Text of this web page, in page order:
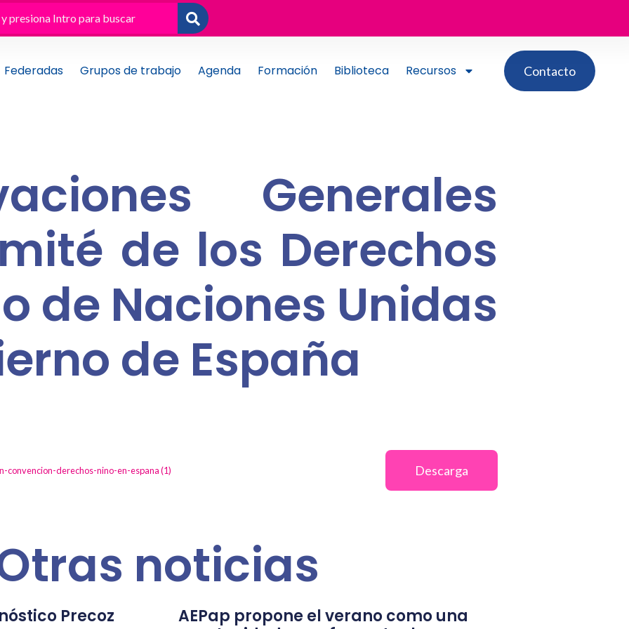
Federadas Grupos de trabajo Agenda Formación Biblioteca Recursos Contacto
Generales
de los Derechos
de Naciones Unidas
de España
derechos-nino-en-espana (1) Descarga
noticias
Precoz
AEPap propone el verano como una